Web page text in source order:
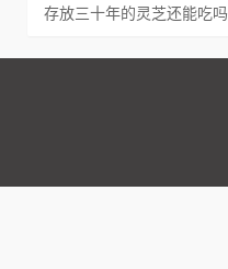
存放三十年的灵芝还能吃吗